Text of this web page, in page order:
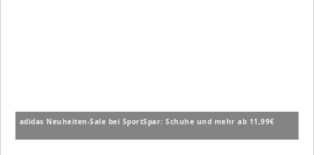
adidas Neuheiten-Sale bei SportSpar: Schuhe und mehr ab 11,99€